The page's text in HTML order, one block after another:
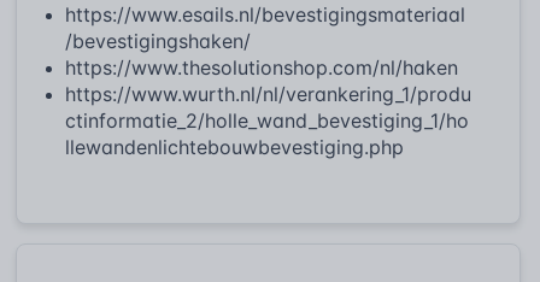
https://www.esails.nl/bevestigingsmateriaal
/bevestigingshaken/
https://www.thesolutionshop.com/nl/haken
https://www.wurth.nl/nl/verankering_1/produ
ctinformatie_2/holle_wand_bevestiging_1/ho
llewandenlichtebouwbevestiging.php